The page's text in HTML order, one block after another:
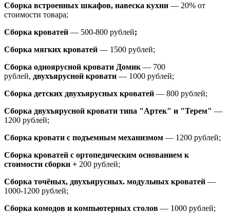
Сборка встроенных шкафов, навеска кухни — 20% от
стоимости товара;
Сборка кроватей — 500-800 рублей;
Сборка мягких кроватей — 1500 рублей;
Сборка одноярусной кровати Домик — 700
рублей, двухъярусной кровати — 1000 рублей;
Сборка детских двухъярусных кроватей — 800 рублей;
Сборка двухъярусной кровати типа "Артек" и "Терем" —
1200 рублей;
Сборка кровати с подъемным механизмом — 1200 рублей;
Сборка кроватей с ортопедическим основанием к
стоимости сборки + 200 рублей;
Сборка точёных, двухъярусных. модульных кроватей —
1000-1200 рублей;
Сборка комодов и компьютерных столов — 1000 рублей;